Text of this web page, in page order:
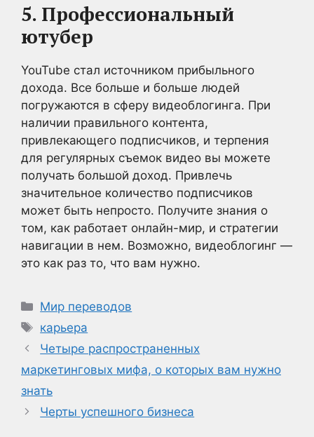
5. Профессиональный
ютубер
YouTube стал источником прибыльного
дохода. Все больше и больше людей
погружаются в сферу видеоблогинга. При
наличии правильного контента,
привлекающего подписчиков, и терпения
для регулярных съемок видео вы можете
получать большой доход. Привлечь
значительное количество подписчиков
может быть непросто. Получите знания о
том, как работает онлайн-мир, и стратегии
навигации в нем. Возможно, видеоблогинг —
это как раз то, что вам нужно.
Рубрики
Мир переводов
Метки
карьера
Четыре распространенных
маркетинговых мифа, о которых вам нужно
знать
Черты успешного бизнеса